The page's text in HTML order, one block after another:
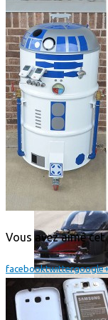
Roborace : une
Vous avez aimé
facebooktwitter